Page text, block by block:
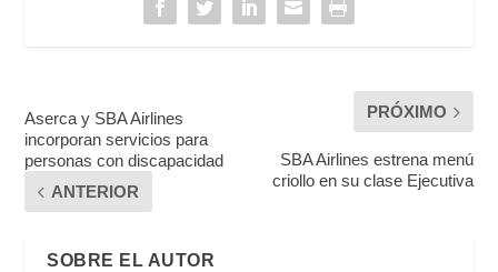
Aserca y SBA Airlines
incorporan servicios para
personas con discapacidad
ANTERIOR
PRÓXIMO
SBA Airlines estrena menú
criollo en su clase Ejecutiva
SOBRE EL AUTOR